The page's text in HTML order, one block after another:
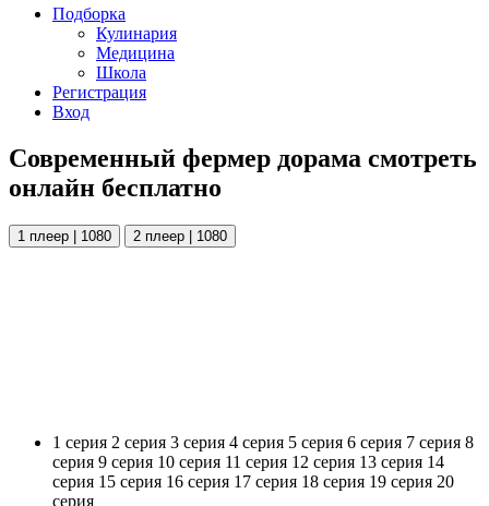
Подборка
Кулинария
Медицина
Школа
Регистрация
Вход
Современный фермер дорама смотреть
онлайн бесплатно
1 плеер | 1080 2 плеер | 1080
1 серия 2 серия 3 серия 4 серия 5 серия 6 серия 7 серия 8
серия 9 серия 10 серия 11 серия 12 серия 13 серия 14
серия 15 серия 16 серия 17 серия 18 серия 19 серия 20
серия